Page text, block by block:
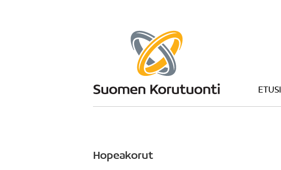
Hopeakorut